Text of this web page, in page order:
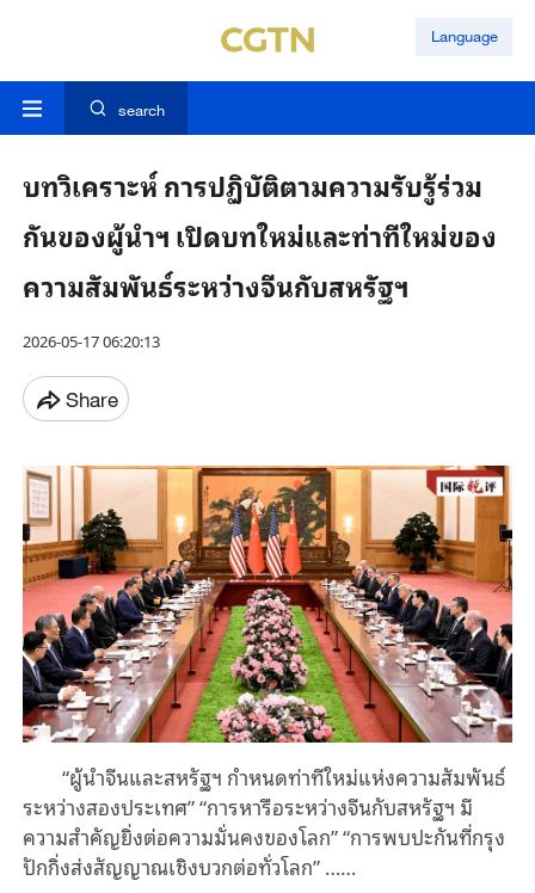
Language
search
บทวิเคราะห์ การปฏิบัติตามความรับรู้ร่วม
กันของผู้นำฯ เปิดบทใหม่และท่าทีใหม่ของ
ความสัมพันธ์ระหว่างจีนกับสหรัฐฯ
2026-05-17 06:20:13
Share
“ผู้นำจีนและสหรัฐฯ กำหนดท่าทีใหม่แห่งความสัมพันธ์
ระหว่างสองประเทศ” “การหารือระหว่างจีนกับสหรัฐฯ มี
ความสำคัญยิ่งต่อความมั่นคงของโลก” “การพบปะกันที่กรุง
ปักกิ่งส่งสัญญาณเชิงบวกต่อทั่วโลก” ……